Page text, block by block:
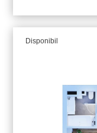
Disponibil